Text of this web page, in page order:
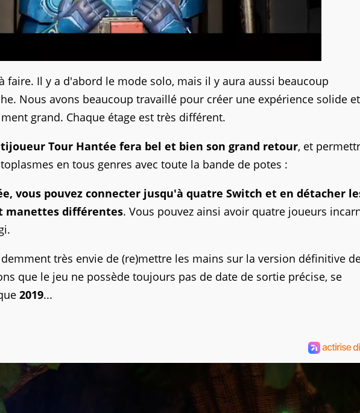
faire. Il y a d'abord le mode solo, mais il y aura aussi beaucoup
Nous avons beaucoup travaillé pour créer une expérience solide et
grand. Chaque étage est très différent.
Tour Hantée fera bel et bien son grand retour, et
en tous genres avec toute la bande de potes :
vous pouvez connecter jusqu'à quatre Switch et en détacher
manettes différentes. Vous pouvez ainsi avoir quatre joueurs
très envie de (re)mettre les mains sur la version définitive
que le jeu ne possède toujours pas de date de sortie précise, se
2019...